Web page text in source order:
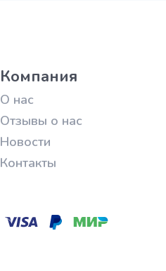
Компания
О нас
Отзывы о нас
Новости
Контакты